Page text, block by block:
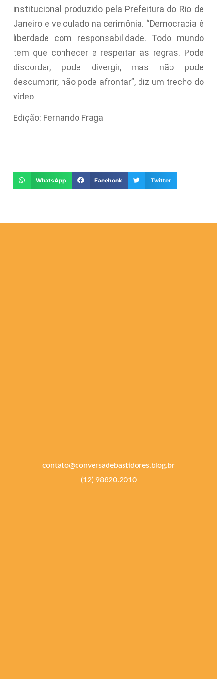
institucional produzido pela Prefeitura do Rio de
Janeiro e veiculado na cerimônia. “Democracia é
liberdade com responsabilidade. Todo mundo
tem que conhecer e respeitar as regras. Pode
discordar, pode divergir, mas não pode
descumprir, não pode afrontar”, diz um trecho do
vídeo.
Edição: Fernando Fraga
WhatsApp Facebook Twitter
contato@conversadebastidores.blog.br
(12) 98820.2010